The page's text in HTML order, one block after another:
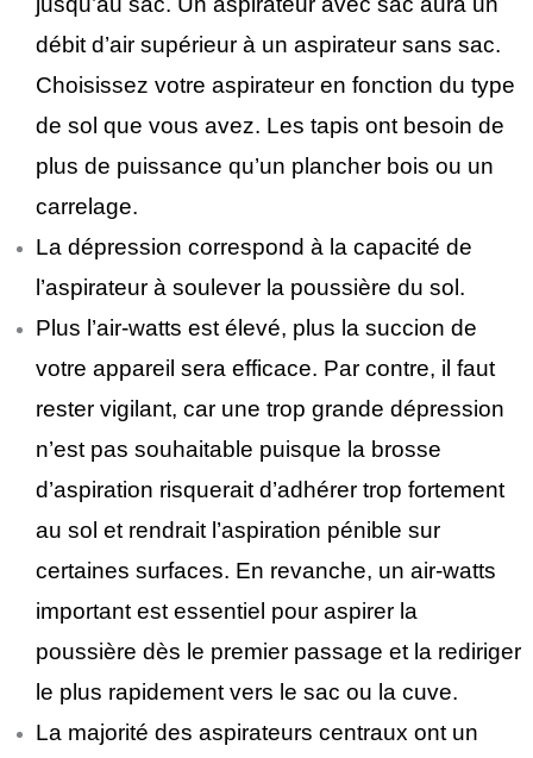
débit d’air supérieur à un aspirateur sans sac.
Choisissez votre aspirateur en fonction du type
de sol que vous avez. Les tapis ont besoin de
plus de puissance qu’un plancher bois ou un
carrelage.
La dépression correspond à la capacité de
l’aspirateur à soulever la poussière du sol.
Plus l’air-watts est élevé, plus la succion de
votre appareil sera efficace. Par contre, il faut
rester vigilant, car une trop grande dépression
n’est pas souhaitable puisque la brosse
d’aspiration risquerait d’adhérer trop fortement
au sol et rendrait l’aspiration pénible sur
certaines surfaces. En revanche, un air-watts
important est essentiel pour aspirer la
poussière dès le premier passage et la rediriger
le plus rapidement vers le sac ou la cuve.
La majorité des aspirateurs centraux ont un